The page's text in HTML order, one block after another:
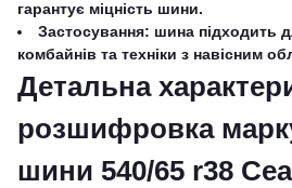
гарантує міцність шини.
Застосування: шина підходить
комбайнів та техніки з навісним
Детальна
розшифровка
шини 540/65 r38